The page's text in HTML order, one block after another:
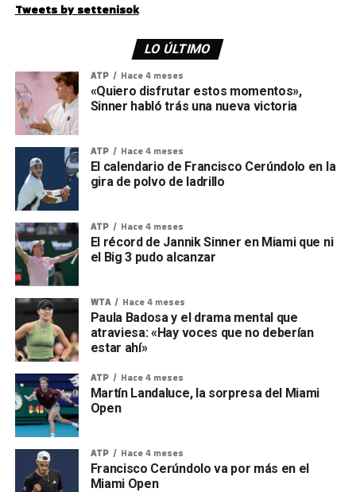
Tweets by settenisok
LO ÚLTIMO
ATP Hace 4 meses
«Quiero disfrutar estos momentos»,
Sinner habló trás una nueva victoria
ATP Hace 4 meses
El calendario de Francisco Cerúndolo en la
gira de polvo de ladrillo
ATP Hace 4 meses
El récord de Jannik Sinner en Miami que ni
el Big 3 pudo alcanzar
WTA Hace 4 meses
Paula Badosa y el drama mental que
atraviesa: «Hay voces que no deberían
estar ahí»
ATP Hace 4 meses
Martín Landaluce, la sorpresa del Miami
Open
ATP Hace 4 meses
Francisco Cerúndolo va por más en el
Miami Open